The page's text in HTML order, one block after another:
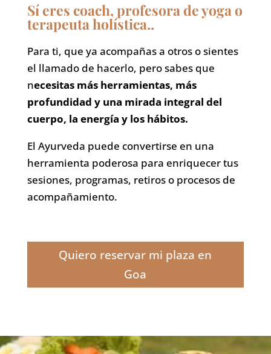
Sí eres coach, profesora de yoga o
terapeuta holística..
Para ti, que ya acompañas a otros o sientes
el llamado de hacerlo, pero sabes que
necesitas más herramientas, más
profundidad y una mirada integral del
cuerpo, la energía y los hábitos.
El Ayurveda puede convertirse en una
herramienta poderosa para enriquecer tus
sesiones, programas, retiros o procesos de
acompañamiento.
Quiero reservar mi plaza en
Goa